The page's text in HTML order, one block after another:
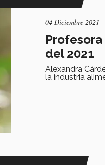
04 Diciembre 2021
del 2021
Alexandra
la industria